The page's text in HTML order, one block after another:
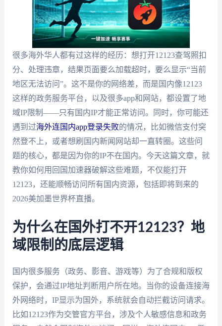
很多海外华人都有过这样的经历：想打开12123查驾照扣
分、处理违章，结果页面要么加载超时，要么显示“当前
地区无法访问”。这不是你的网络差，而是国内像12123
这样的政务服务平台，以及很多app和网站，都设置了地
域IP限制——只有国内IP才能正常访问。同时，你可能还
遇到过海外连国内app登录失败的情况，比如微信支付突
然登不上，或者想刷国内新闻网站却一直转圈。这些问
题的核心，都是因为你的IP不在国内。今天这篇文章，就
教你如何用回国加速器破解这些难题，不仅能打开
12123，还能顺畅访问所有国内资源，包括即将到来的
2026美加墨世界杯直播。
为什么在国外打不开12123？地
域限制的底层逻辑
国内很多服务（政务、影音、游戏等）为了合规和版权
保护，会通过IP地址判断用户所在地。当你的设备连接海
外网络时，IP显示为国外，系统就会自动拦截访问请求。
比如12123作为交管官方平台，涉及个人敏感信息和政务